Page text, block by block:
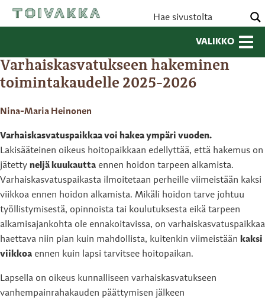
VALIKKO
Varhaiskasvatukseen hakeminen
toimintakaudelle 2025-2026
Nina-Maria Heinonen
Varhaiskasvatuspaikkaa voi hakea ympäri vuoden.
Lakisääteinen oikeus hoitopaikkaan edellyttää, että hakemus on
jätetty neljä kuukautta ennen hoidon tarpeen alkamista.
Varhaiskasvatuspaikasta ilmoitetaan perheille viimeistään kaksi
viikkoa ennen hoidon alkamista. Mikäli hoidon tarve johtuu
työllistymisestä, opinnoista tai koulutuksesta eikä tarpeen
alkamisajankohta ole ennakoitavissa, on varhaiskasvatuspaikkaa
haettava niin pian kuin mahdollista, kuitenkin viimeistään kaksi
viikkoa ennen kuin lapsi tarvitsee hoitopaikan.
Lapsella on oikeus kunnalliseen varhaiskasvatukseen
vanhempainrahakauden päättymisen jälkeen